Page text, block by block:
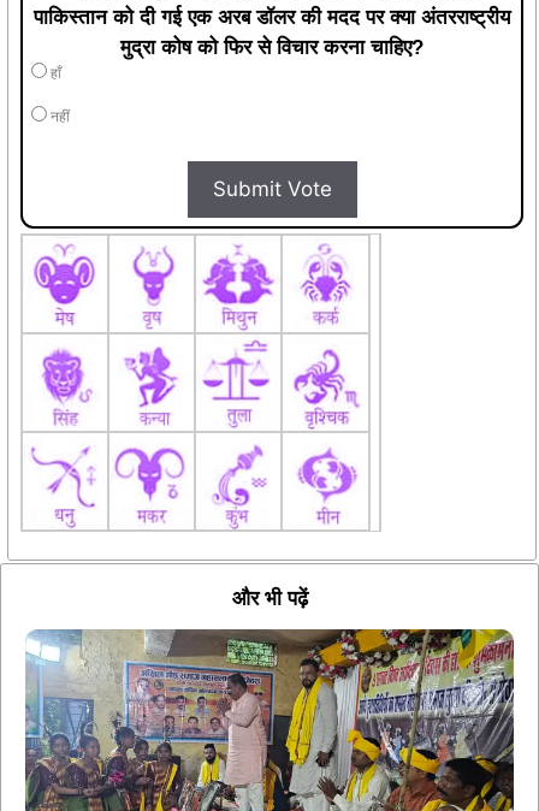
पाकिस्तान को दी गई एक अरब डॉलर की मदद पर क्या अंतरराष्ट्रीय
मुद्रा कोष को फिर से विचार करना चाहिए?
हाँ
नहीं
Submit Vote
और भी पढ़ें